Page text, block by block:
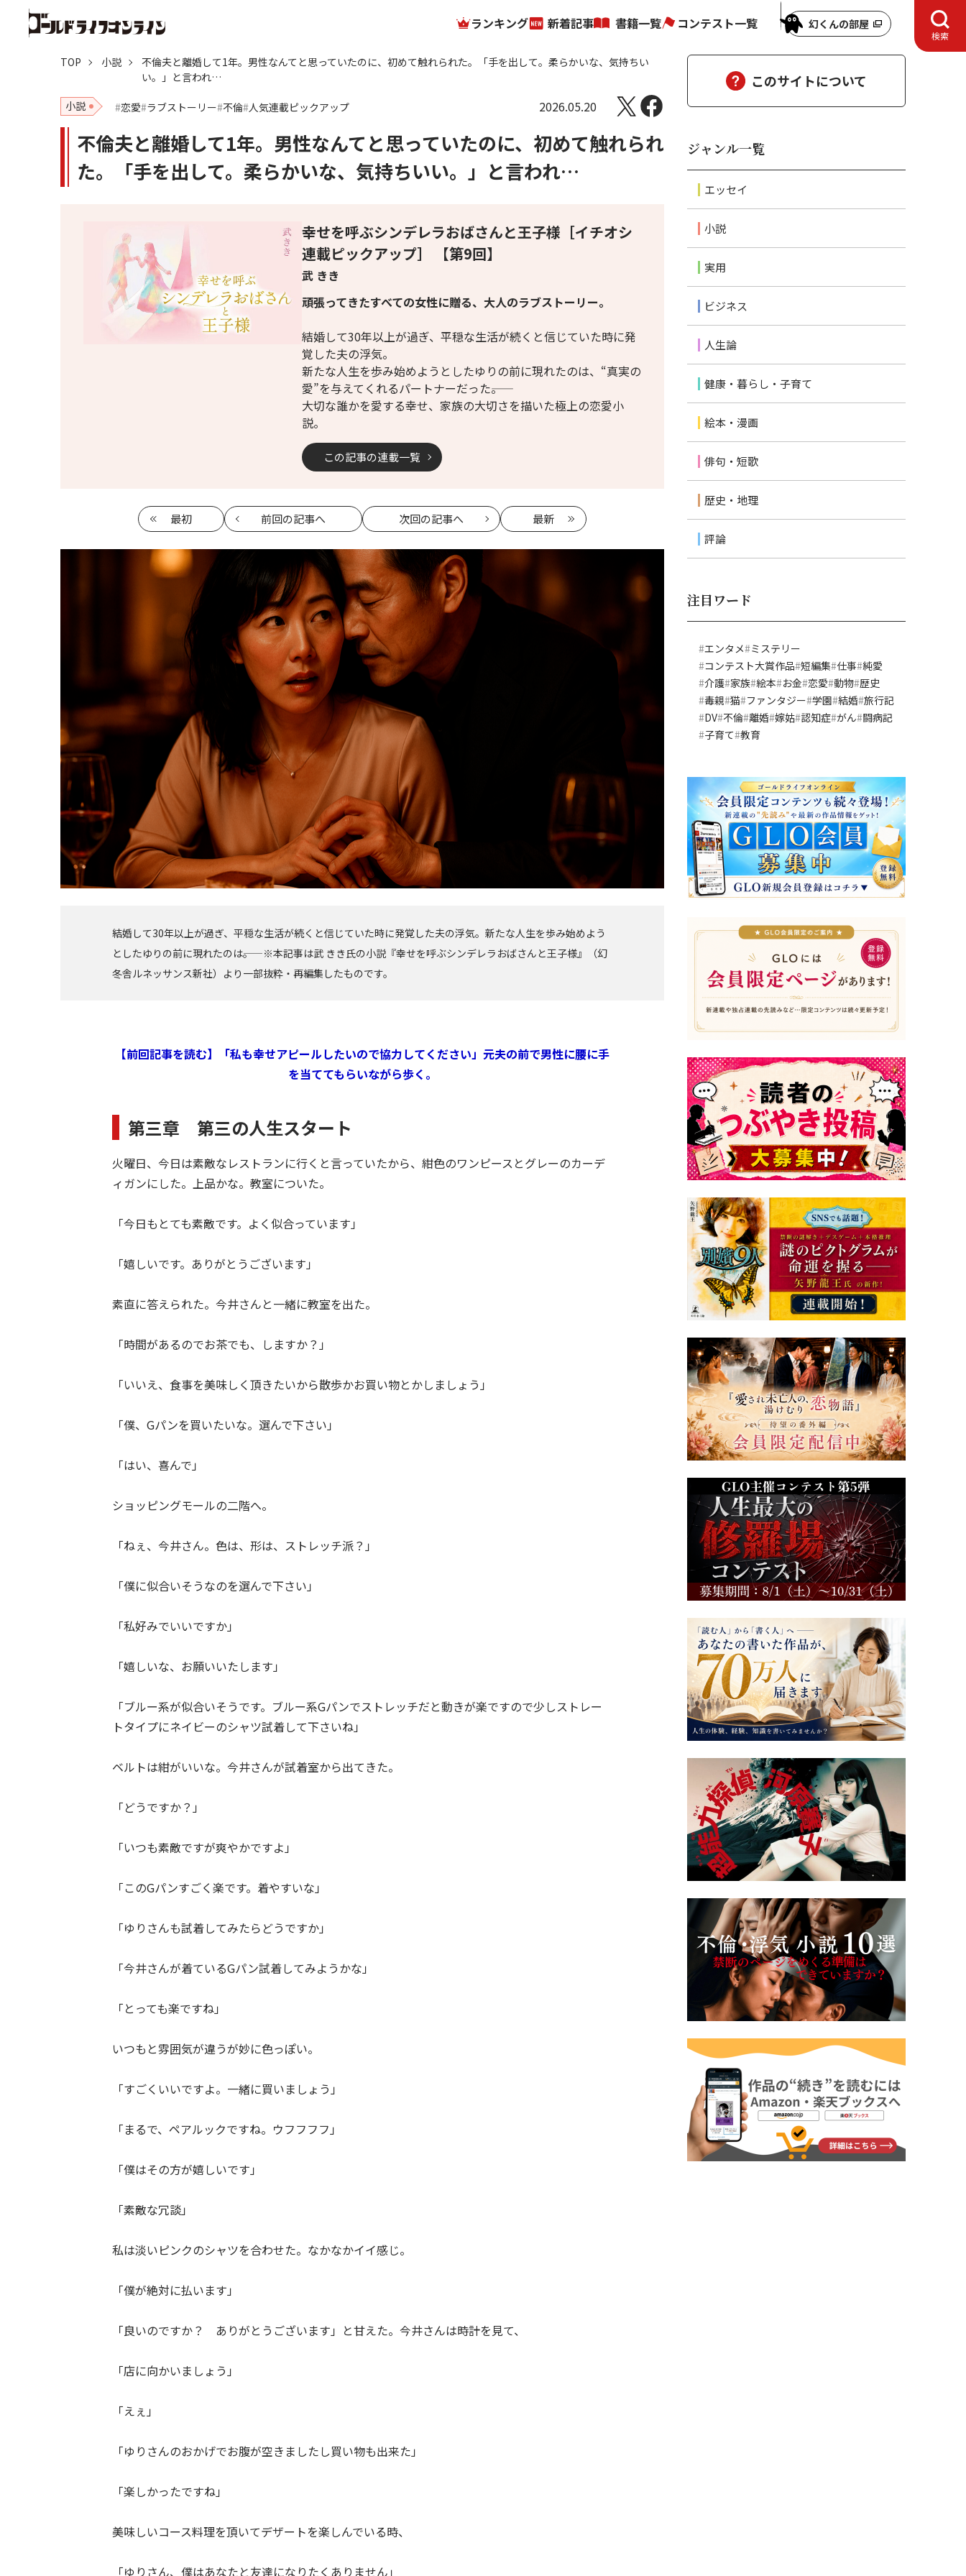
ランキング 新着記事 書籍一覧 コンテスト一覧 幻くんの部屋
検索
TOP 小説
不倫夫と離婚して1年。男性なんてと思っていたのに、初めて触れられた。「手を出して。柔らかいな、気持ちい
い。」と言われ…
小説
恋愛 ラブストーリー 不倫 人気連載ピックアップ 2026.05.20
不倫夫と離婚して1年。男性なんてと思っていたのに、初めて触れられ
た。「手を出して。柔らかいな、気持ちいい。」と言われ…
幸せを呼ぶシンデレラおばさんと王子様［イチオシ
連載ピックアップ］ 【第9回】
武 きき
頑張ってきたすべての女性に贈る、大人のラブストーリー。
結婚して30年以上が過ぎ、平穏な生活が続くと信じていた時に発
覚した夫の浮気。
新たな人生を歩み始めようとしたゆりの前に現れたのは、“真実の
愛”を与えてくれるパートナーだった――。
大切な誰かを愛する幸せ、家族の大切さを描いた極上の恋愛小
説。
この記事の連載一覧
最初 前回の記事へ 次回の記事へ 最新
結婚して30年以上が過ぎ、平穏な生活が続くと信じていた時に発覚した夫の浮気。新たな人生を歩み始めよう
としたゆりの前に現れたのは――。 ※本記事は武 きき氏の小説『幸せを呼ぶシンデレラおばさんと王子様』（幻
冬舎ルネッサンス新社）より一部抜粋・再編集したものです。
【前回記事を読む】「私も幸せアピールしたいので協力してください」元夫の前で男性に腰に手
を当ててもらいながら歩く。
第三章 第三の人生スタート
火曜日、今日は素敵なレストランに行くと言っていたから、紺色のワンピースとグレーのカーデ
ィガンにした。上品かな。教室についた。
「今日もとても素敵です。よく似合っています」
「嬉しいです。ありがとうございます」
素直に答えられた。今井さんと一緒に教室を出た。
「時間があるのでお茶でも、しますか？」
「いいえ、食事を美味しく頂きたいから散歩かお買い物とかしましょう」
「僕、Gパンを買いたいな。選んで下さい」
「はい、喜んで」
ショッピングモールの二階へ。
「ねぇ、今井さん。色は、形は、ストレッチ派？」
「僕に似合いそうなのを選んで下さい」
「私好みでいいですか」
「嬉しいな、お願いいたします」
「ブルー系が似合いそうです。ブルー系Gパンでストレッチだと動きが楽ですので少しストレー
トタイプにネイビーのシャツ試着して下さいね」
ベルトは紺がいいな。今井さんが試着室から出てきた。
「どうですか？」
「いつも素敵ですが爽やかですよ」
「このGパンすごく楽です。着やすいな」
「ゆりさんも試着してみたらどうですか」
「今井さんが着ているGパン試着してみようかな」
「とっても楽ですね」
いつもと雰囲気が違うが妙に色っぽい。
「すごくいいですよ。一緒に買いましょう」
「まるで、ペアルックですね。ウフフフフ」
「僕はその方が嬉しいです」
「素敵な冗談」
私は淡いピンクのシャツを合わせた。なかなかイイ感じ。
「僕が絶対に払います」
「良いのですか？ ありがとうございます」と甘えた。今井さんは時計を見て、
「店に向かいましょう」
「えぇ」
「ゆりさんのおかげでお腹が空きましたし買い物も出来た」
「楽しかったですね」
美味しいコース料理を頂いてデザートを楽しんでいる時、
「ゆりさん、僕はあなたと友達になりたくありません」
このサイトについて
ジャンル一覧
エッセイ
小説
実用
ビジネス
人生論
健康・暮らし・子育て
絵本・漫画
俳句・短歌
歴史・地理
評論
注目ワード
エンタメ ミステリー
コンテスト大賞作品 短編集 仕事 純愛
介護 家族 絵本 お金 恋愛 動物 歴史
毒親 猫 ファンタジー 学園 結婚 旅行記
DV 不倫 離婚 嫁姑 認知症 がん 闘病記
子育て 教育